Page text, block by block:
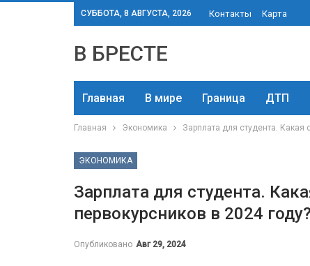
СУББОТА, 8 АВГУСТА, 2026 Контакты Карта
В БРЕСТЕ
Главная В мире Граница ДТП
Главная Экономика Зарплата для студента. Какая
ЭКОНОМИКА
Зарплата для студента.
первокурсников в 2024 году?
Опубликовано Авг 29, 2024